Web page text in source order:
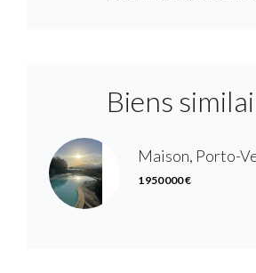
Biens
Maison, Porto-
1 950 000 €